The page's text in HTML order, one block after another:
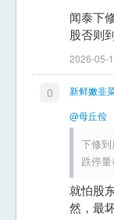
闻泰下
股否则
2026-05-
0 新鲜嫩韭
@母丘俭
下修
跌停
就怕股
然，最